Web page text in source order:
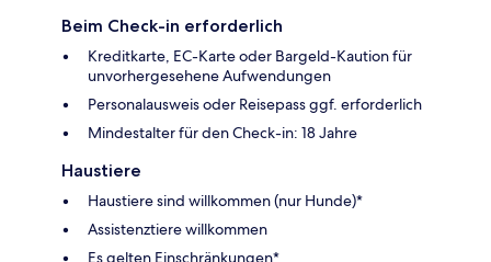
Beim Check-in erforderlich
Kreditkarte, EC-Karte oder Bargeld-Kaution für
unvorhergesehene Aufwendungen
Personalausweis oder Reisepass ggf. erforderlich
Mindestalter für den Check-in: 18 Jahre
Haustiere
Haustiere sind willkommen (nur Hunde)*
Assistenztiere willkommen
Es gelten Einschränkungen*